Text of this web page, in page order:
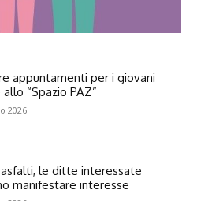
appuntamenti per i giovani
“Spazio PAZ”
2026
asfalti, le ditte interessate
manifestare interesse